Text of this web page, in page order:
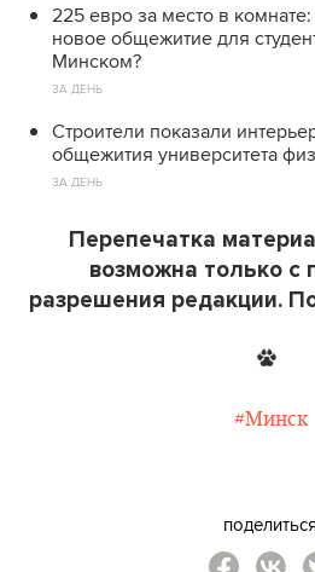
225 евро за место в
новое общежитие для
Минском?
ЗА ДЕНЬ
Строители показали
общежития университета
ЗА ДЕНЬ
Перепечатка
возможна только с
разрешения редакции.
#Минск
поделиться